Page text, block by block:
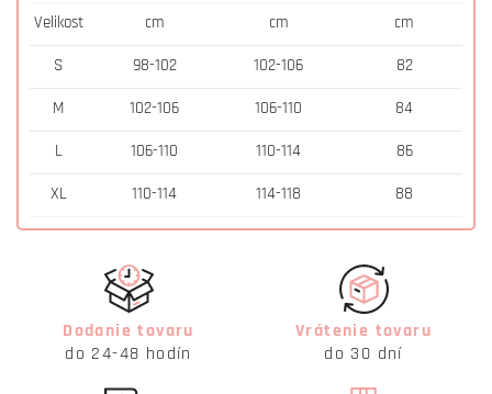
Velikost cm cm cm
S 98-102 102-106 82
M 102-106 106-110 84
L 106-110 110-114 86
XL 110-114 114-118 88
Dodanie tovaru
do 24-48 hodín
Vrátenie tovaru
do 30 dní